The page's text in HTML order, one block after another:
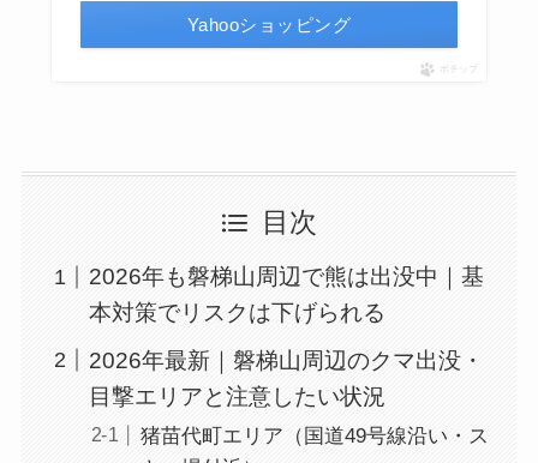
Yahooショッピング
ポチップ
目次
2026年も磐梯山周辺で熊は出没中｜基
本対策でリスクは下げられる
2026年最新｜磐梯山周辺のクマ出没・
目撃エリアと注意したい状況
猪苗代町エリア（国道49号線沿い・ス